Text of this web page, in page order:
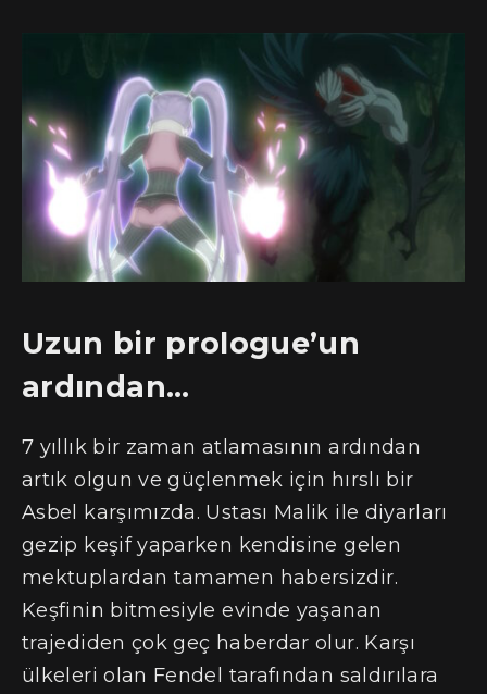
Uzun bir prologue’un
ardından…
7 yıllık bir zaman atlamasının ardından
artık olgun ve güçlenmek için hırslı bir
Asbel karşımızda. Ustası Malik ile diyarları
gezip keşif yaparken kendisine gelen
mektuplardan tamamen habersizdir.
Keşfinin bitmesiyle evinde yaşanan
trajediden çok geç haberdar olur. Karşı
ülkeleri olan Fendel tarafından saldırılara